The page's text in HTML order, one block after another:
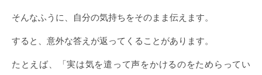
そんなふうに、自分の気持ちをそのまま伝えます。
すると、意外な答えが返ってくることがあります。
たとえば、「実は気を遣って声をかけるのをためらってい